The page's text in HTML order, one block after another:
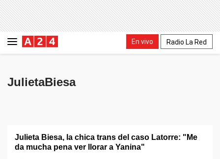
En vivo Radio La Red
JulietaBiesa
Julieta Biesa, la chica trans del caso Latorre: "Me
da mucha pena ver llorar a Yanina"